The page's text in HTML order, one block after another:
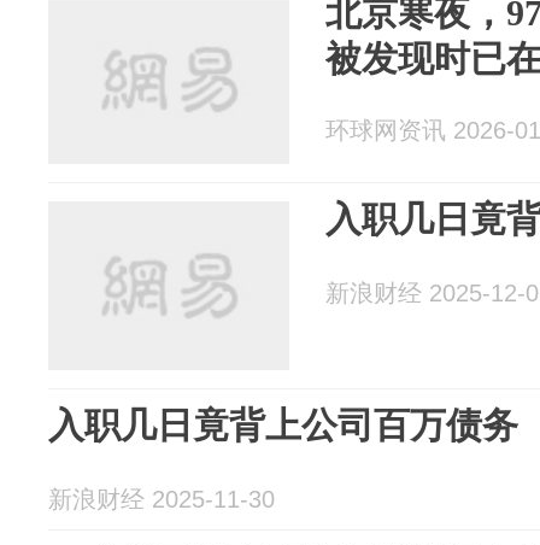
北京寒夜，
被发现时已
环球网资讯 2026-
入职几日竟
新浪财经 2025-12-
入职几日竟背上公司百万债务
新浪财经 2025-11-30